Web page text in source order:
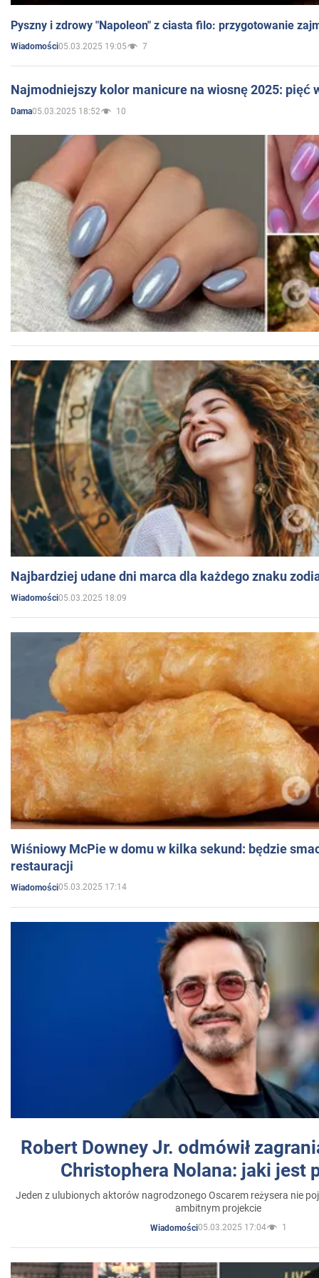
Pyszny i zdrowy "Napoleon" z ciasta filo: przygotowanie
Wiadomości05.03.2025 19:05 7
Najmodniejszy kolor manicure na wiosnę 2025: pięć
Dama05.03.2025 18:52 10
Najbardziej udane dni marca dla każdego znaku
Wiadomości05.03.2025 18:09
Wiśniowy McPie w domu w kilka sekund: będzie
restauracji
Wiadomości05.03.2025 17:14
Robert Downey Jr. odmówił
Christophera Nolana: jaki jest
Jeden z ulubionych aktorów nagrodzonego Oscarem reżysera nie
ambitnym projekcie
Wiadomości05.03.2025 17:04 1